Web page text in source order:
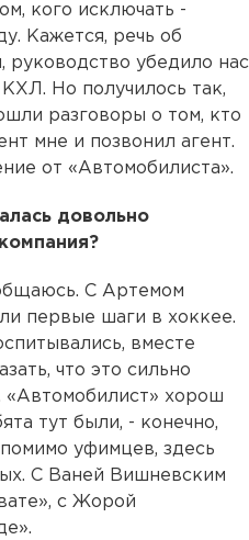
кого исключать -
Кажется, речь об
убедило нас
КХЛ. Но получилось так,
разговоры о том, кто
мне и позвонил агент.
от «Автомобилиста».
довольно
С Артемом
первые шаги в хоккее.
вместе
что это сильно
хорош
тут были, - конечно,
уфимцев, здесь
С Ваней Вишневским
с Жорой